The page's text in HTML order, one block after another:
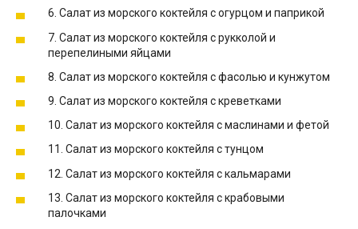
6. Салат из морского коктейля с огурцом и паприкой
7. Салат из морского коктейля с рукколой и
перепелиными яйцами
8. Салат из морского коктейля с фасолью и кунжутом
9. Салат из морского коктейля с креветками
10. Салат из морского коктейля с маслинами и фетой
11. Салат из морского коктейля с тунцом
12. Салат из морского коктейля с кальмарами
13. Салат из морского коктейля с крабовыми
палочками